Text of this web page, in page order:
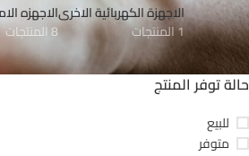
الاجهزة الكهربائية الاخرى
1 المنتجات
الاجهزه
8 المنتجات
حالة توفر المنتج
للبيع
متوفر